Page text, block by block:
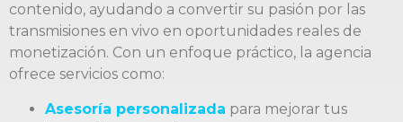
contenido, ayudando a convertir su pasión por las
transmisiones en vivo en oportunidades reales de
monetización. Con un enfoque práctico, la agencia
ofrece servicios como:
Asesoría personalizada para mejorar tus